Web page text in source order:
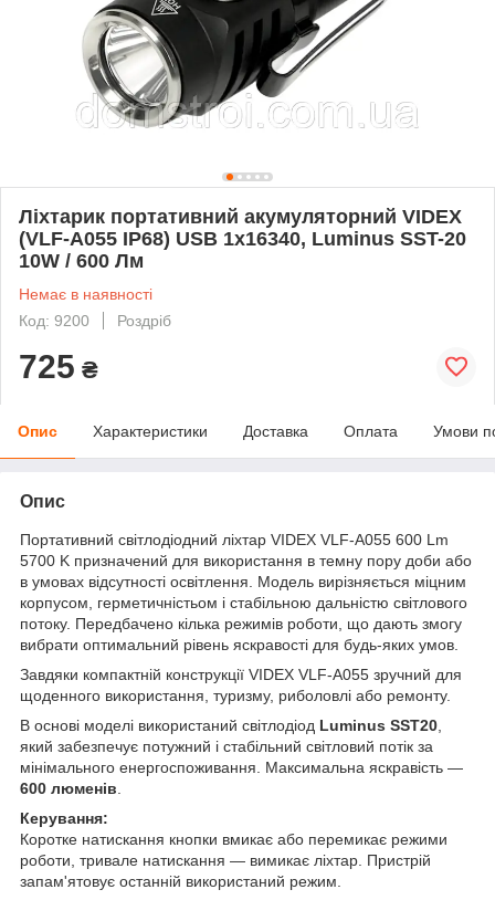
Ліхтарик портативний акумуляторний VIDEX
(VLF-A055 IP68) USB 1x16340, Luminus SST-20
10W / 600 Лм
Немає в наявності
Код: 9200
Роздріб
725 ₴
Опис Характеристики Доставка Оплата Умови
Опис
Портативний світлодіодний ліхтар VIDEX VLF-A055 600 Lm
5700 K призначений для використання в темну пору доби або
в умовах відсутності освітлення. Модель вирізняється міцним
корпусом, герметичністьом і стабільною дальністю світлового
потоку. Передбачено кілька режимів роботи, що дають змогу
вибрати оптимальний рівень яскравості для будь-яких умов.
Завдяки компактній конструкції VIDEX VLF-A055 зручний для
щоденного використання, туризму, риболовлі або ремонту.
В основі моделі використаний світлодіод Luminus SST20
який забезпечує потужний і стабільний світловий потік за
мінімального енергоспоживання. Максимальна яскравість —
600 люменів
Керування:
Коротке натискання кнопки вмикає або перемикає режими
роботи, тривале натискання — вимикає ліхтар. Пристрій
запам'ятовує останній використаний режим.